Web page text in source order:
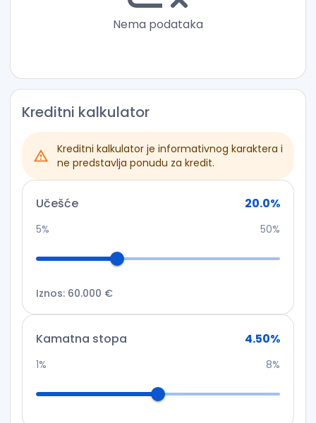
Nema podataka
Kreditni kalkulator
Kreditni kalkulator je informativnog karaktera i
ne predstavlja ponudu za kredit.
Učešće 20.0%
5% 50%
Iznos: 60.000 €
Kamatna stopa 4.50%
1% 8%